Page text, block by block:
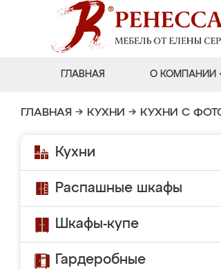
ГЛАВНАЯ О КОМПАНИИ
ГЛАВНАЯ → КУХНИ → КУХНИ С
Кухни
Распашные шкафы
Шкафы-купе
Гардеробные